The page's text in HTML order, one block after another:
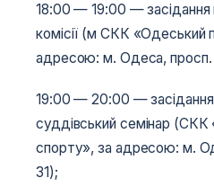
18:00­­­ — 19:00 — засідання
комісії (м СКК «Одеський
адресою: м. Одеса, просп.
19:00­­­ — 20:00 — засідання
суддівський семінар (СКК
спорту», за адресою: м.
31);